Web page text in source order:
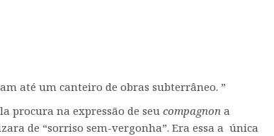
até um canteiro de obras subterrâneo. ”
procura na expressão de seucompagnon a
de “sorriso sem-vergonha”. Era essa a única